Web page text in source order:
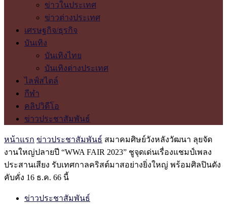
ข่าวในประเทศ
ข่าวต่างประเทศ
เศรษฐกิจ/ธุรกิจ
บันเทิง
บันเทิงไทย
บันเทิงต่างประเทศ
ไลฟ์สไตล์
กีฬา
คลิปวิดีโอ
ข่าวประชาสัมพันธ์
หน้าแรก ข่าวประชาสัมพันธ์ สมาคมศิษย์วังหลังวัฒนา ลุยจัด
งานใหญ่ปลายปี “WWA FAIR 2023” ชูจุดเด่นเรื่องแชมป์เพลง
ประสานเสียง รับเทศกาลคริสต์มาสอย่างยิ่งใหญ่ พร้อมศิลปินดัง
คับคั่ง 16 ธ.ค. 66 นี้
ข่าวประชาสัมพันธ์